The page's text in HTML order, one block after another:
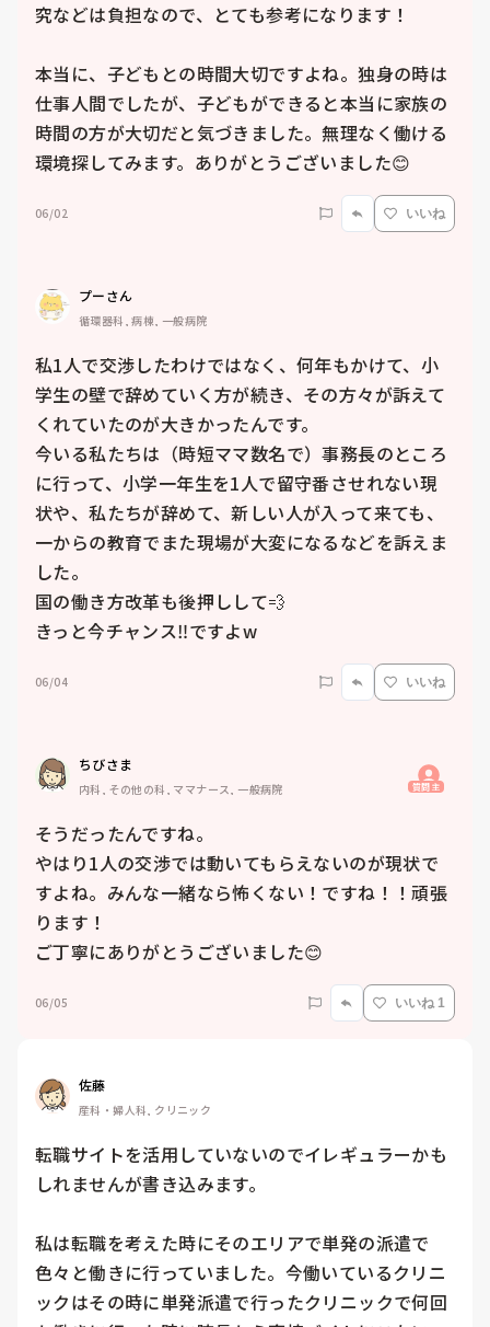
究などは負担なので、とても参考になります！
本当に、子どもとの時間大切ですよね。独身の時は
仕事人間でしたが、子どもができると本当に家族の
時間の方が大切だと気づきました。無理なく働ける
環境探してみます。ありがとうございました😊
06/02 いいね
プーさん
循環器科, 病棟, 一般病院
私1人で交渉したわけではなく、何年もかけて、小
学生の壁で辞めていく方が続き、その方々が訴えて
くれていたのが大きかったんです。
今いる私たちは（時短ママ数名で）事務長のところ
に行って、小学一年生を1人で留守番させれない現
状や、私たちが辞めて、新しい人が入って来ても、
一からの教育でまた現場が大変になるなどを訴えま
した。
国の働き方改革も後押しして💨
きっと今チャンス‼️ですよw
06/04 いいね
ちびさま
内科, その他の科, ママナース, 一般病院 質問主
そうだったんですね。
やはり1人の交渉では動いてもらえないのが現状で
すよね。みんな一緒なら怖くない！ですね！！頑張
ります！
ご丁寧にありがとうございました😊
06/05 いいね 1
佐藤
産科・婦人科, クリニック
転職サイトを活用していないのでイレギュラーかも
しれませんが書き込みます。
私は転職を考えた時にそのエリアで単発の派遣で
色々と働きに行っていました。今働いているクリニ
ックはその時に単発派遣で行ったクリニックで何回